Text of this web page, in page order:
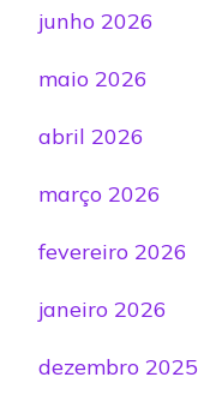
junho 2026
maio 2026
abril 2026
março 2026
fevereiro 2026
janeiro 2026
dezembro 2025